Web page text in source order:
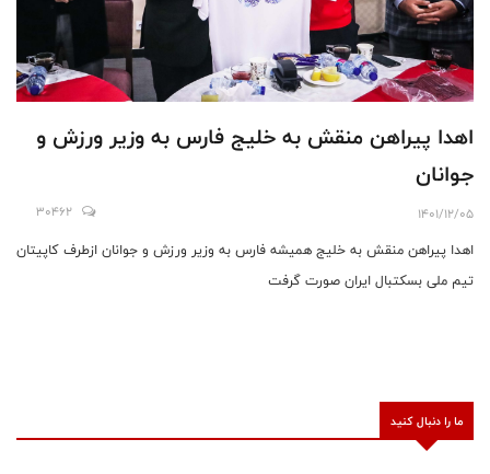
اهدا پیراهن منقش به خلیج فارس به وزیر ورزش و
جوانان
1401/12/05
30462
اهدا پیراهن منقش به خلیج همیشه فارس به وزیر ورزش و جوانان ازطرف کاپیتان
تیم ملی بسکتبال ایران صورت گرفت
ما را دنبال کنید